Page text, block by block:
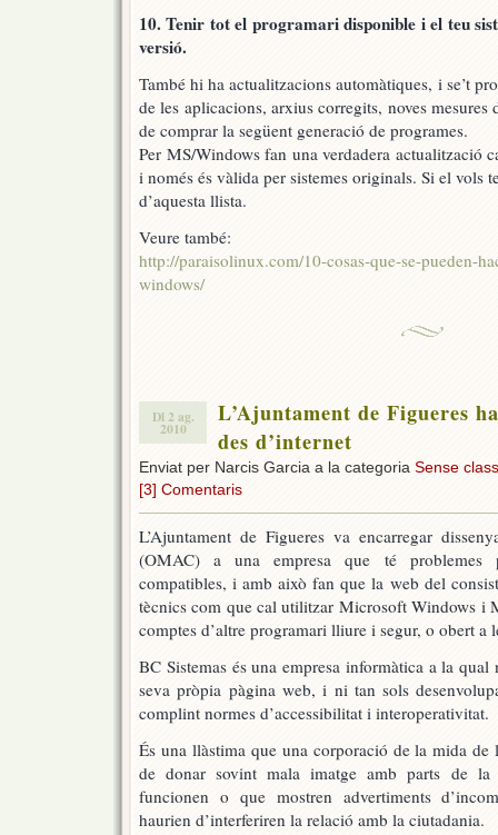
10. Tenir tot el programari disponible i el teu
versió.
També hi ha actualitzacions automàtiques, i se’t
de les aplicacions, arxius corregits, noves mesures
de comprar la següent generació de programes.
Per MS/Windows fan una verdadera actualització
i només és vàlida per sistemes originals. Si el vols
d’aquesta llista.
Veure també:
http://paraisolinux.com/10-cosas-que-se-pueden-
windows/
Dl 2 ag.
2010
L’Ajuntament de Figueres
des d’internet
Enviat per Narcis Garcia a la categoria Sense
[3] Comentaris
L’Ajuntament de Figueres va encarregar
(OMAC) a una empresa que té problemes
compatibles, i amb això fan que la web del
tècnics com que cal utilitzar Microsoft Windows i
comptes d’altre programari lliure i segur, o obert a
BC Sistemas és una empresa informàtica a la
seva pròpia pàgina web, i ni tan sols
complint normes d’accessibilitat i interoperativitat.
És una llàstima que una corporació de la mida de
de donar sovint mala imatge amb parts de
funcionen o que mostren advertiments
haurien d’interferiren la relació amb la ciutadania.